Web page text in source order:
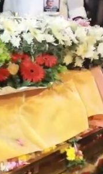
വാർത്തകൾ
പിക്കപ്പ് വാന്‍ ഇടിച്ച്
സ്‌ക്കൂട്ടര്‍
യാത്രക്കാരിക്ക്
ഗുരുതരപരിക്ക്
admin3 August 6, 2026